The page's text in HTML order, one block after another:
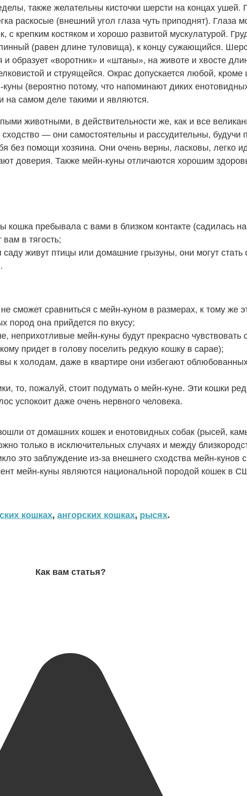
также желательны кисточки шерсти на концах
раскосые (внешний угол глаза чуть приподнят). Глаза
крепким костяком и хорошо развитой мускулатурой.
(равен длине туловища), к концу сужающийся.
образует «воротник» и «штаны», на животе и хвосте
и струящейся. Окрас допускается любой, кроме
(вероятно потому, что напоминают диких
на самом деле такими и являются.
животными, в действительности же, как и все
— они самостоятельны и рассудительны,
помощи хозяина. Они очень верны, ласковы, легко
доверия. Также мейн-куны отличаются хорошим
пребывала с вами в близком контакте (садилась
в тягость;
живут птицы или домашние грызуны, они могут стать
сравниться с мейн-куном в размерах, к тому же
пород она прийдется по вкусу;
мейн-куны будут прекрасно чувствовать
придет в голову поселить редкую кошку в сарае);
к холодам, даже в квартире они избегают
то, пожалуй, стоит подумать о мейн-куне. Эти кошки
успокоит даже очень нервного человека.
от домашних кошек и енотовидных собак (рысей,
только в исключительных случаях и между
это заблуждение из-за внешнего сходства мейн-
мейн-куны являются национальной породой кошек в
кошках, ангорских кошках, рысях.
Как вам статья?